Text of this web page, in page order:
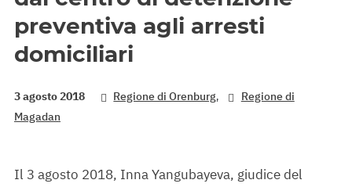
preventiva agli arresti
domiciliari
3 agosto 2018 Regione di Orenburg,
Regione di
Magadan
Il 3 agosto 2018, Inna Yangubayeva, giudice del